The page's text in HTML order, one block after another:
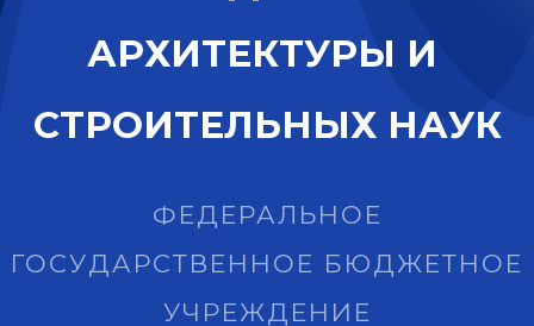
АРХИТЕКТУРЫ И
СТРОИТЕЛЬНЫХ НАУК
ФЕДЕРАЛЬНОЕ
ГОСУДАРСТВЕННОЕ БЮДЖЕТНОЕ
УЧРЕЖДЕНИЕ